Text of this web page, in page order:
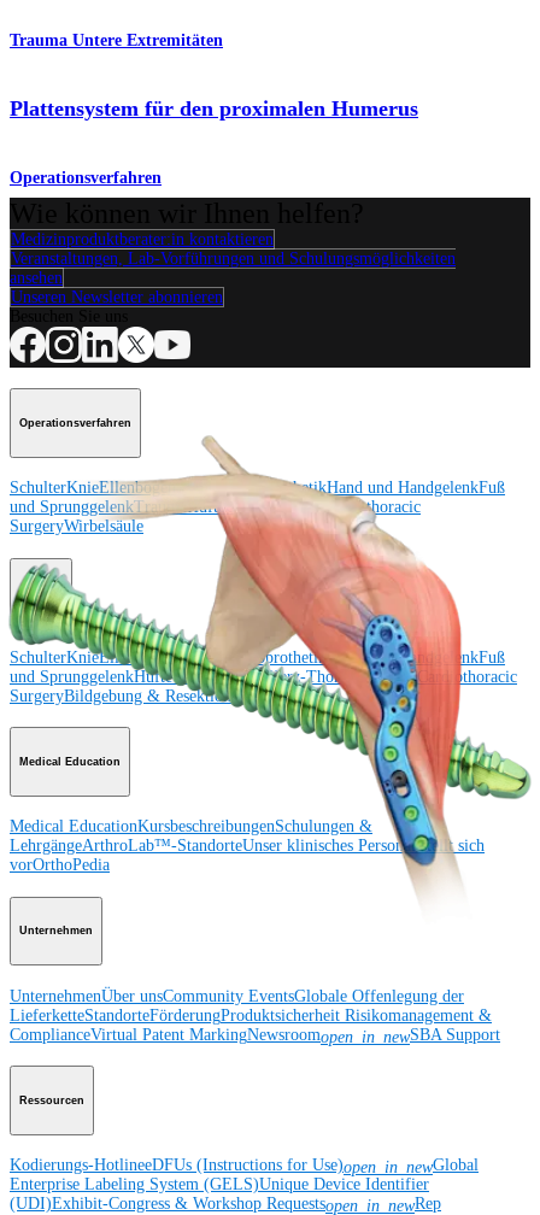
Trauma Untere Extremitäten
Plattensystem für den proximalen Humerus
Operationsverfahren
Medizinproduktberater:in kontaktieren
Veranstaltungen, Lab-Vorführungen und Schulungsmöglichkeiten
ansehen
Unseren Newsletter abonnieren
Operationsverfahren
SchulterKnieEllenbogenSchulterendoprothetikHand und HandgelenkFuß
und SprunggelenkTraumaHüfte Orthobiologie
Cardiothoracic
SurgeryWirbelsäule
Produkt
SchulterKnieEllenbogenSchulterendoprothetikHand und HandgelenkFuß
und SprunggelenkHüfteOrthobiologieHerz-ThoraxchirurgieCardiothoracic
SurgeryBildgebung & Resektion
Medical Education
Medical EducationKursbeschreibungenSchulungen &
LehrgängeArthroLab™-StandorteUnser klinisches Personal stellt sich
vorOrthoPedia
Unternehmen
UnternehmenÜber unsCommunity EventsGlobale Offenlegung der
LieferketteStandorteFörderungProduktsicherheit Risikomanagement &
ComplianceVirtual Patent MarkingNewsroomopen_in_newSBA Support
Ressourcen
Kodierungs-HotlineeDFUs (Instructions for Use)open_in_newGlobal
Enterprise Labeling System (GELS)Unique Device Identifier
(UDI)Exhibit-Congress & Workshop Requestsopen_in_newRep